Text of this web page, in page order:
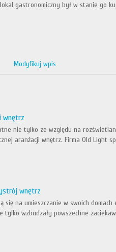
gastronomiczny był w stanie go
Modyfikuj wpis
wnętrz
nie tylko ze względu na
aranżacji wnętrz. Firma Old Light
wnętrz
się na umieszczanie w swoich
wzbudzały powszechne